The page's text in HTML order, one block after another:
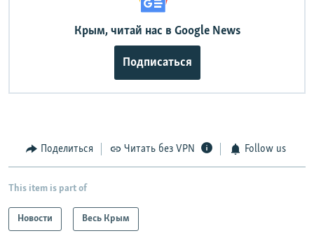
Крым, читай нас в Google News
Подписаться
Поделиться Читать без VPN Follow us
This item is part of
Новости Весь Крым